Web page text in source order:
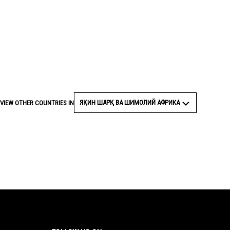
VIEW OTHER COUNTRIES IN ЯҚИН ШАРҚ ВА ШИМОЛИЙ АФРИКА